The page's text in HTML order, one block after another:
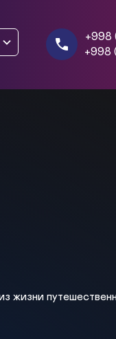
+998
+998
жизни